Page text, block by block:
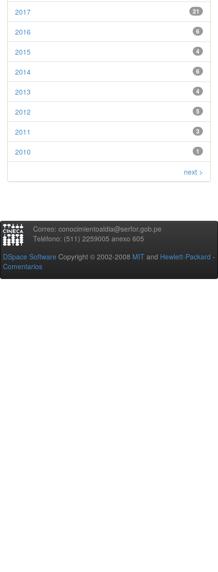
21
2017
6
2016
4
2015
6
2014
4
2013
5
2012
3
2011
1
2010
next >
Correo: conocimientoaldia@serfor.gob.pe
Teléfono: (511) 2259005 anexo 605
DSpace Software Copyright © 2002-2008 MIT and Hewlett-Packard -
Comentarios